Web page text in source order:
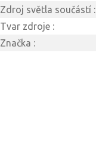
Zdroj světla součástí :
Tvar zdroje :
Značka :